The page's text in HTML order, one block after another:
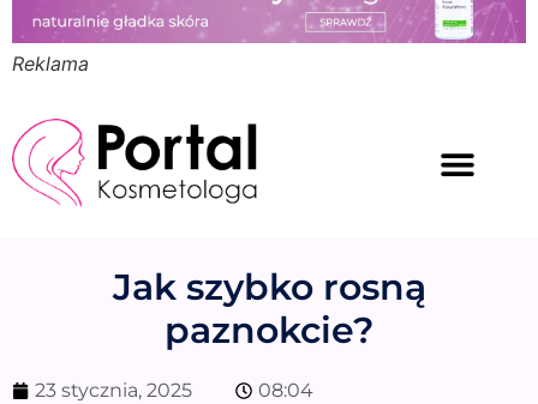
Reklama
Jak szybko rosną
paznokcie?
23 stycznia, 2025 08:04